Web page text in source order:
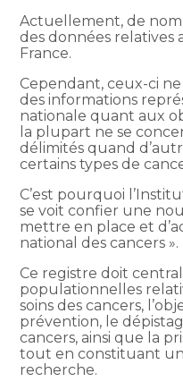
Actuellement, de
des données relatives
France.
Cependant, ceux-ci
des informations
nationale quant aux
la plupart ne se
délimités quand
certains types de
C’est pourquoi
se voit confier une
mettre en place et
national des cancers ».
Ce registre doit
populationnelles
soins des cancers,
prévention, le
cancers, ainsi que la
tout en constituant
recherche.